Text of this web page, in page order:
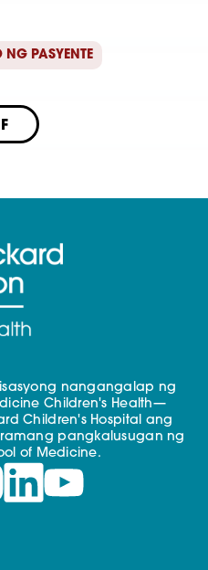
PASYENTE
nangangalap ng
Children's Health—
Children's Hospital ang
pangkalusugan ng
of Medicine.